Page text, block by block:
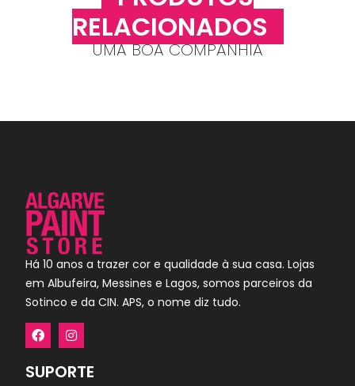
RELACIONADOS
UMA BOA COMPANHIA
Há 10 anos a trazer cor e qualidade à sua casa. Lojas
em Albufeira, Messines e Lagos, somos parceiros da
Sotinco e da CIN. APS, o nome diz tudo.
SUPORTE